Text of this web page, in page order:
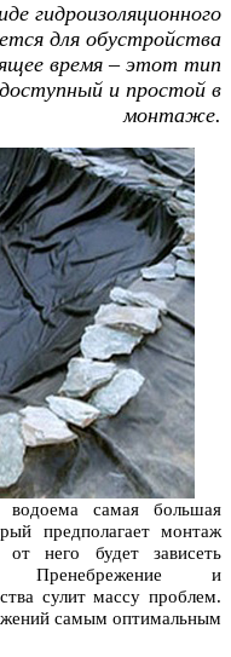
гидроизоляционного
для обустройства
время – этот тип
и простой в
монтаже.
водоема самая большая
предполагает монтаж
от него будет зависеть
Пренебрежение и
сулит массу проблем.
самым оптимальным